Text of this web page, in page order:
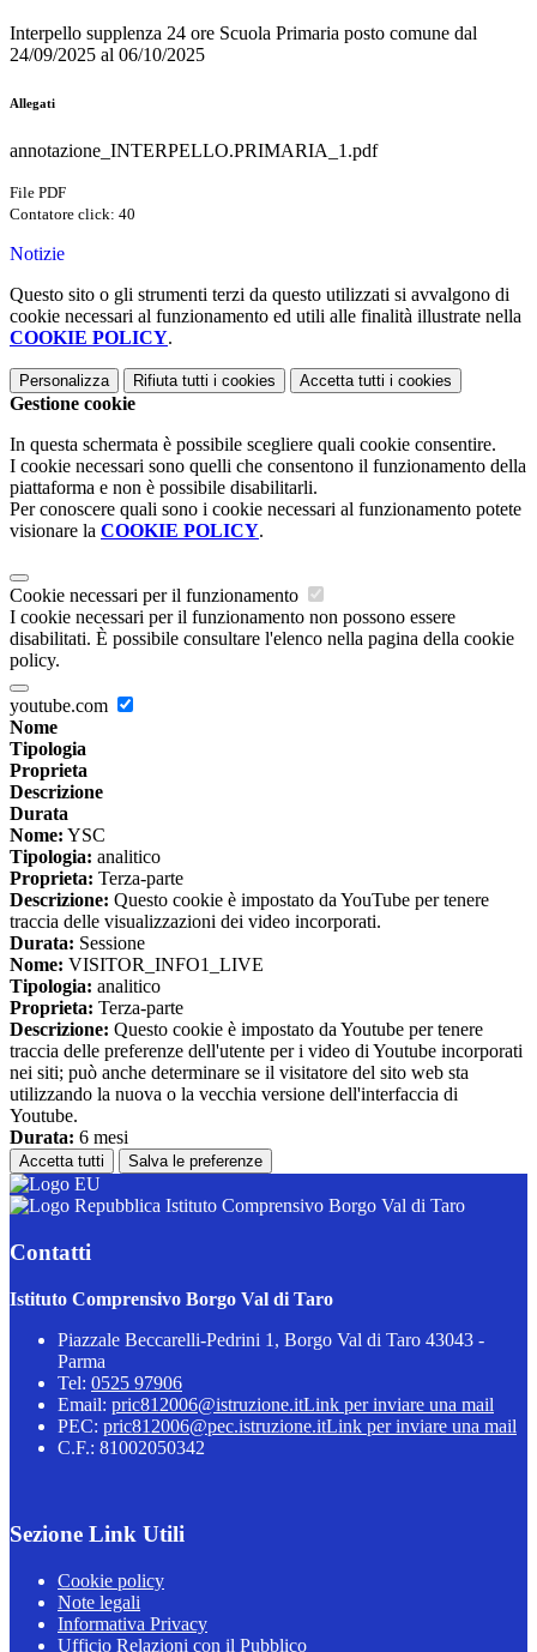
Interpello supplenza 24 ore Scuola Primaria posto comune dal
24/09/2025 al 06/10/2025
Allegati
annotazione_INTERPELLO.PRIMARIA_1.pdf
File PDF
Contatore click: 40
Notizie
Questo sito o gli strumenti terzi da questo utilizzati si avvalgono di
cookie necessari al funzionamento ed utili alle finalità illustrate nella
COOKIE POLICY.
Personalizza Rifiuta tutti i cookies Accetta tutti i cookies
Gestione cookie
In questa schermata è possibile scegliere quali cookie consentire.
I cookie necessari sono quelli che consentono il funzionamento della
piattaforma e non è possibile disabilitarli.
Per conoscere quali sono i cookie necessari al funzionamento potete
visionare la COOKIE POLICY.
Cookie necessari per il funzionamento
I cookie necessari per il funzionamento non possono essere
disabilitati. È possibile consultare l'elenco nella pagina della cookie
policy.
youtube.com
Nome
Tipologia
Proprieta
Descrizione
Durata
Nome: YSC
Tipologia: analitico
Proprieta: Terza-parte
Descrizione: Questo cookie è impostato da YouTube per tenere
traccia delle visualizzazioni dei video incorporati.
Durata: Sessione
Nome: VISITOR_INFO1_LIVE
Tipologia: analitico
Proprieta: Terza-parte
Descrizione: Questo cookie è impostato da Youtube per tenere
traccia delle preferenze dell'utente per i video di Youtube incorporati
nei siti; può anche determinare se il visitatore del sito web sta
utilizzando la nuova o la vecchia versione dell'interfaccia di
Youtube.
Durata: 6 mesi
Accetta tutti Salva le preferenze
Istituto Comprensivo Borgo Val di Taro
Contatti
Istituto Comprensivo Borgo Val di Taro
Piazzale Beccarelli-Pedrini 1, Borgo Val di Taro 43043 -
Parma
Tel: 0525 97906
Email: pric812006@istruzione.itLink per inviare una mail
PEC: pric812006@pec.istruzione.itLink per inviare una mail
C.F.: 81002050342
Sezione Link Utili
Cookie policy
Note legali
Informativa Privacy
Ufficio Relazioni con il Pubblico